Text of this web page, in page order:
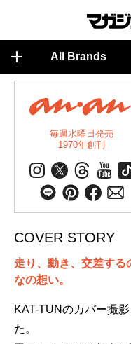
All Brands
毎週水曜日発売
1970年創刊
COVER STORY
走り、動き、交差す
なの想い。
KAT-TUNのカバー撮
た。